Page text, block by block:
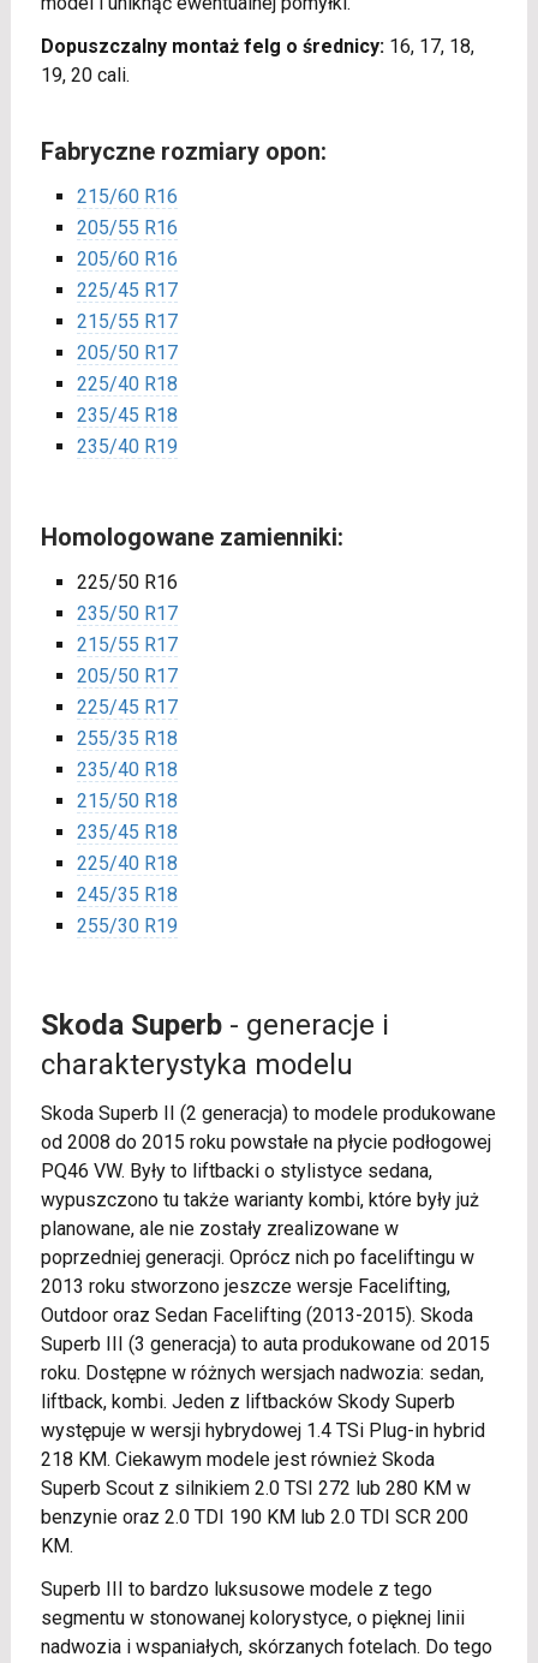
Dopuszczalny montaż felg o średnicy:16, 17, 18,
19, 20 cali.
Fabryczne rozmiary opon:
215/60 R16
205/55 R16
205/60 R16
225/45 R17
215/55 R17
205/50 R17
225/40 R18
235/45 R18
235/40 R19
Homologowane zamienniki:
225/50 R16
235/50 R17
215/55 R17
205/50 R17
225/45 R17
255/35 R18
235/40 R18
215/50 R18
235/45 R18
225/40 R18
245/35 R18
255/30 R19
Skoda Superb- generacje i
charakterystyka modelu
Skoda Superb II (2 generacja) to modele produkowane
od 2008 do 2015 roku powstałe na płycie podłogowej
PQ46 VW. Były to liftbacki o stylistyce sedana,
wypuszczono tu także warianty kombi, które były już
planowane, ale nie zostały zrealizowane w
poprzedniej generacji. Oprócz nich po faceliftingu w
2013 roku stworzono jeszcze wersje Facelifting,
Outdoor oraz Sedan Facelifting (2013-2015). Skoda
Superb III (3 generacja) to auta produkowane od 2015
roku. Dostępne w różnych wersjach nadwozia: sedan,
liftback, kombi. Jeden z liftbacków Skody Superb
występuje w wersji hybrydowej 1.4 TSi Plug-in hybrid
218 KM. Ciekawym modele jest również Skoda
Superb Scout z silnikiem 2.0 TSI 272 lub 280 KM w
benzynie oraz 2.0 TDI 190 KM lub 2.0 TDI SCR 200
KM.
Superb III to bardzo luksusowe modele z tego
segmentu w stonowanej kolorystyce, o pięknej linii
nadwozia i wspaniałych, skórzanych fotelach. Do tego